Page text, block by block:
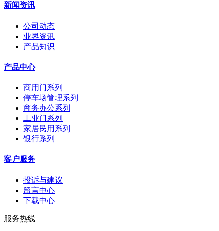
新闻资讯
公司动态
业界资讯
产品知识
产品中心
商用门系列
停车场管理系列
商务办公系列
工业门系列
家居民用系列
银行系列
客户服务
投诉与建议
留言中心
下载中心
服务热线